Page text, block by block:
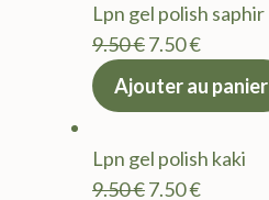
9.50 €.7.50 €.
Lpn gel polish saphir
9.50€Le
prix
9.50 €.
7.50€Le
actuel
7.50 €.
Ajouter au panier
Lpn gel polish kaki
9.50€Le
7.50€Le